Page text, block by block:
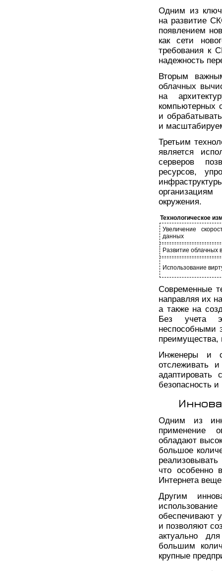
Одним из
на развитие
появлением
как сети
требования к
надежность
Вторым
облачных
на
компьютерных
и
и
Третьим
является
серверов
ресурсов,
окружения.
Технологическое
Увеличение
данных
Развитие облачных
Использование
Современные
направляя их
а также на
Без учета
неспособными
преимущества,
Инженеры и
отслеживать
безопасность
Одним из
применение
обладают
большое
что особенно
Интернета
Другим
обеспечивают
и позволяют
актуально
большим
крупные